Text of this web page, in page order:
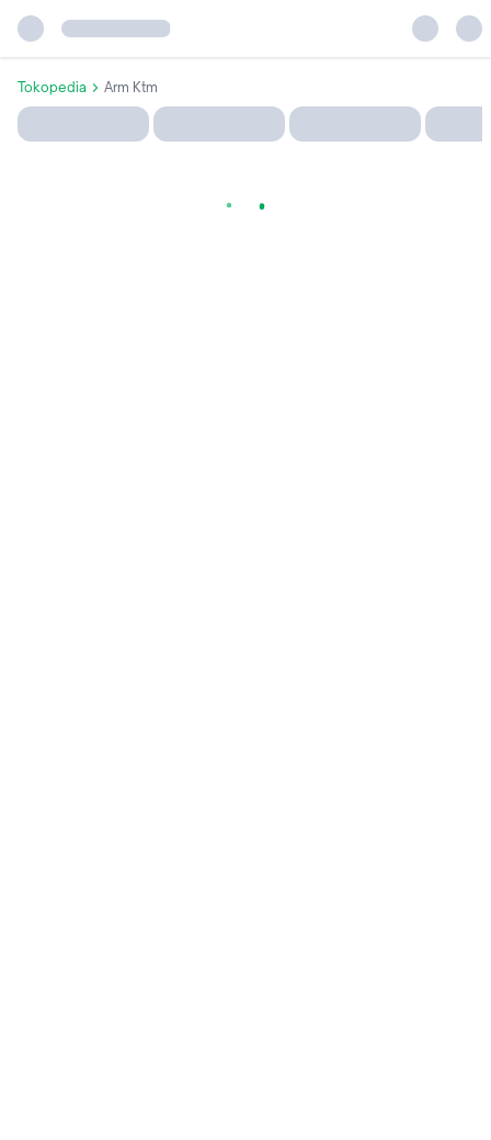
Tokopedia Arm Ktm